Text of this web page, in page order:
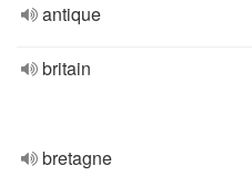
antique
britain
bretagne